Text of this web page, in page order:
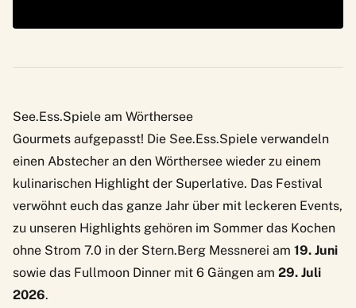
See.Ess.Spiele am Wörthersee
Gourmets aufgepasst! Die See.Ess.Spiele verwandeln
einen Abstecher an den Wörthersee wieder zu einem
kulinarischen Highlight der Superlative. Das Festival
verwöhnt euch das ganze Jahr über mit leckeren Events,
zu unseren Highlights gehören im Sommer das Kochen
ohne Strom 7.0 in der Stern.Berg Messnerei am 19. Juni
sowie das Fullmoon Dinner mit 6 Gängen am 29. Juli
2026.